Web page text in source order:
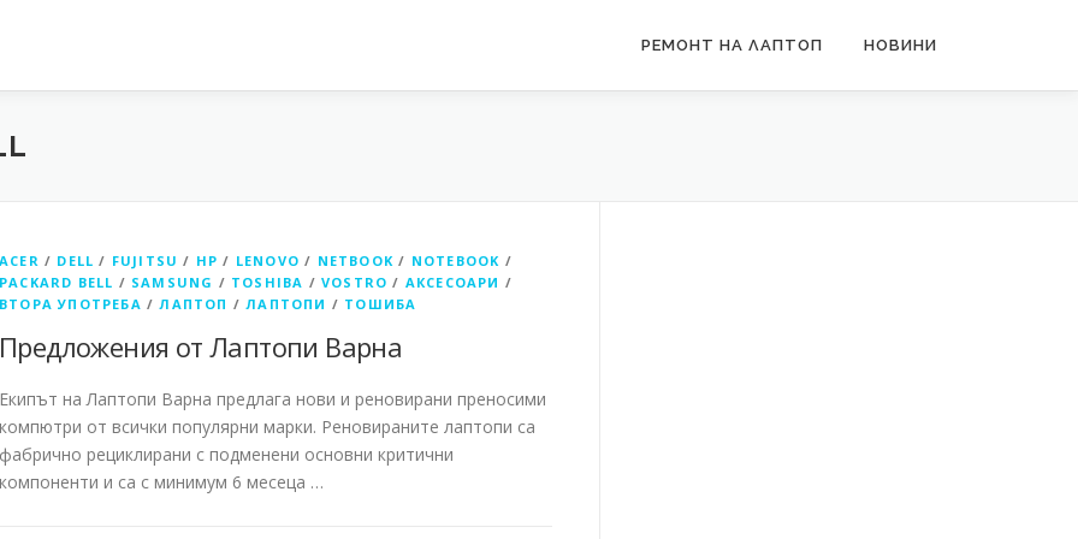
РЕМОНТ НА ЛАПТОП НОВИНИ
ACER / DELL / FUJITSU / HP / LENOVO / NETBOOK / NOTEBOOK /
PACKARD BELL / SAMSUNG / TOSHIBA /VOSTRO / АКСЕСОАРИ /
ВТОРА УПОТРЕБА /ЛАПТОП /ЛАПТОПИ / ТОШИБА
Предложения от Лаптопи Варна
Екипът на Лаптопи Варна предлага нови и реновирани преносими
компютри от всички популярни марки. Реновираните лаптопи са
фабрично рециклирани с подменени основни критични
компоненти и са с минимум 6 месеца …